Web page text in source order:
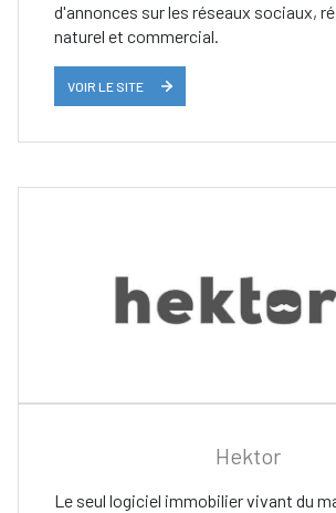
d'annonces sur les réseaux sociaux,
naturel et commercial.
VOIR LE SITE
Hektor
Le seul logiciel immobilier vivant du